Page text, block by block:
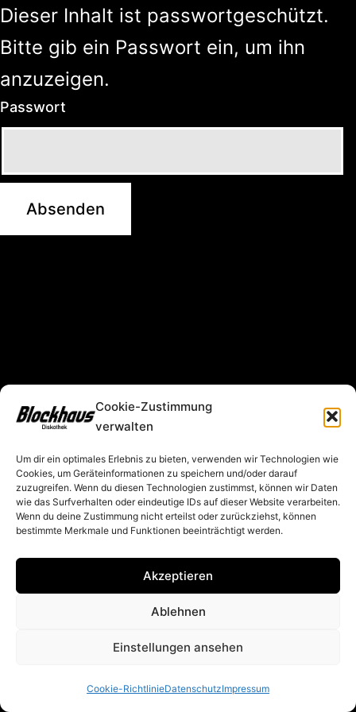
Cookie-Zustimmung
verwalten
Um dir ein optimales Erlebnis zu bieten, verwenden wir Technologien wie
Cookies, um Geräteinformationen zu speichern und/oder darauf
zuzugreifen. Wenn du diesen Technologien zustimmst, können wir Daten
wie das Surfverhalten oder eindeutige IDs auf dieser Website verarbeiten.
Wenn du deine Zustimmung nicht erteilst oder zurückziehst, können
bestimmte Merkmale und Funktionen beeinträchtigt werden.
Akzeptieren
Ablehnen
Einstellungen ansehen
Cookie-RichtlinieDatenschutzImpressum
Dieser Inhalt ist passwortgeschützt.
Bitte gib ein Passwort ein, um ihn
anzuzeigen.
Passwort